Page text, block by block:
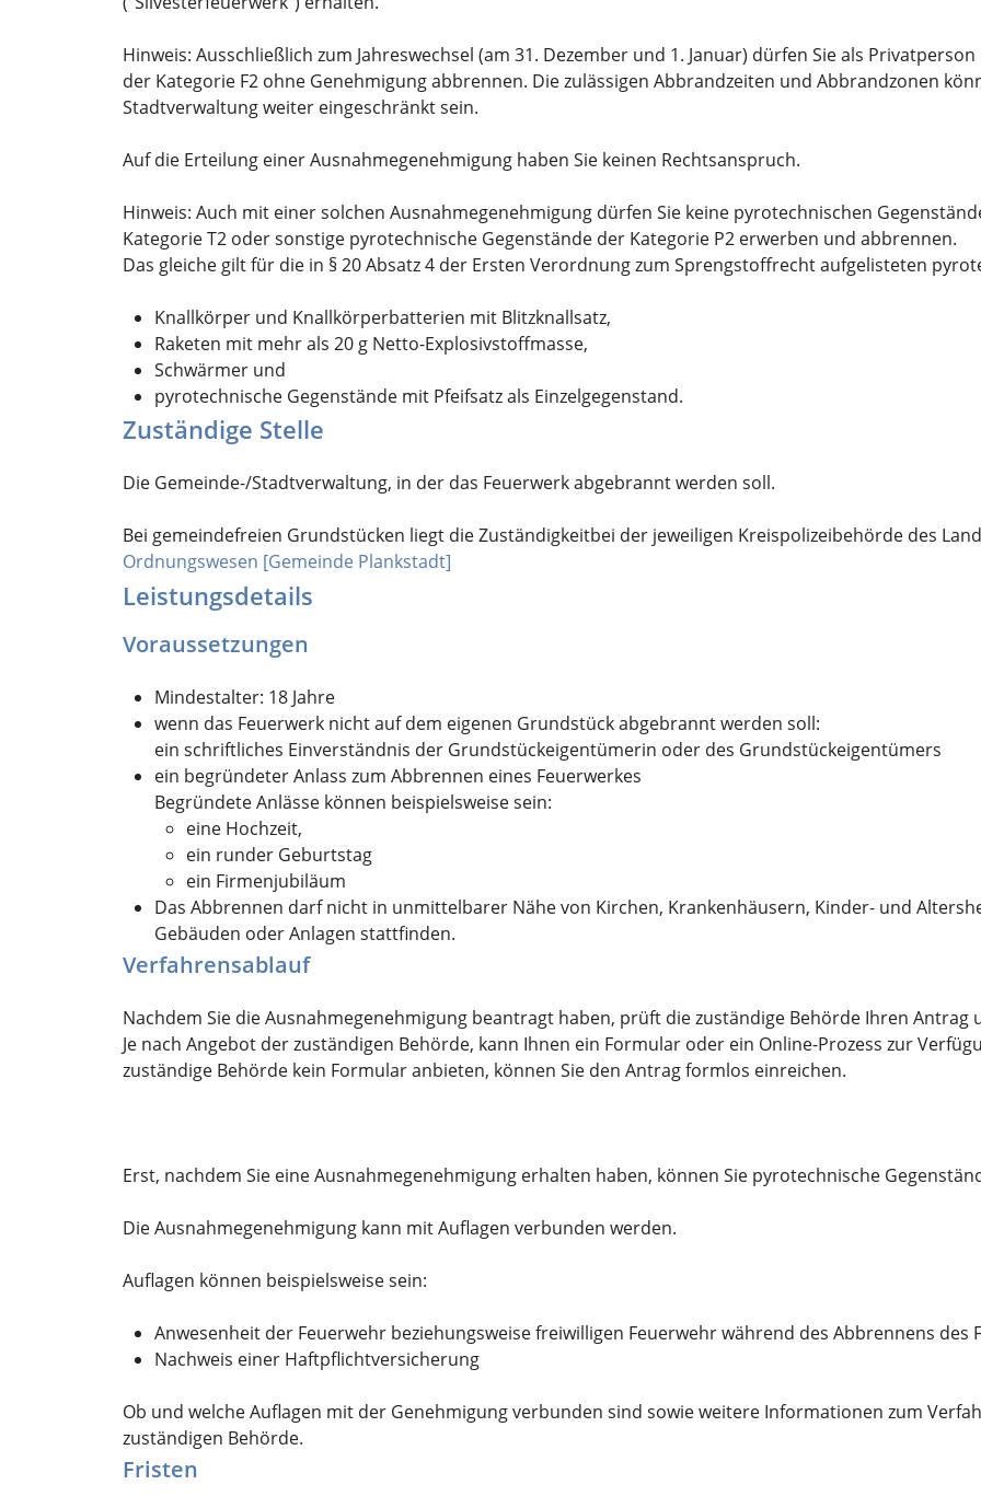
Hinweis: Ausschließlich zum Jahreswechsel (am 31. Dezember und 1. Januar) dürfen Sie als
der Kategorie F2 ohne Genehmigung abbrennen. Die zulässigen Abbrandzeiten und Abbrandzonen
Stadtverwaltung weiter eingeschränkt sein.
Auf die Erteilung einer Ausnahmegenehmigung haben Sie keinen Rechtsanspruch.
Hinweis: Auch mit einer solchen Ausnahmegenehmigung dürfen Sie keine pyrotechnischen
Kategorie T2 oder sonstige pyrotechnische Gegenstände der Kategorie P2 erwerben und abbrennen.
Das gleiche gilt für die in § 20 Absatz 4 der Ersten Verordnung zum Sprengstoffrecht aufgelisteten
Knallkörper und Knallkörperbatterien mit Blitzknallsatz,
Raketen mit mehr als 20 g Netto-Explosivstoffmasse,
Schwärmer und
pyrotechnische Gegenstände mit Pfeifsatz als Einzelgegenstand.
Zuständige Stelle
Die Gemeinde-/Stadtverwaltung, in der das Feuerwerk abgebrannt werden soll.
Bei gemeindefreien Grundstücken liegt die Zuständigkeitbei der jeweiligen Kreispolizeibehörde des
Ordnungswesen [Gemeinde Plankstadt]
Leistungsdetails
Voraussetzungen
Mindestalter: 18 Jahre
wenn das Feuerwerk nicht auf dem eigenen Grundstück abgebrannt werden soll:
ein schriftliches Einverständnis der Grundstückeigentümerin oder des Grundstückeigentümers
ein begründeter Anlass zum Abbrennen eines Feuerwerkes
Begründete Anlässe können beispielsweise sein:
eine Hochzeit,
ein runder Geburtstag
ein Firmenjubiläum
Das Abbrennen darf nicht in unmittelbarer Nähe von Kirchen, Krankenhäusern, Kinder- und
Gebäuden oder Anlagen stattfinden.
Verfahrensablauf
Nachdem Sie die Ausnahmegenehmigung beantragt haben, prüft die zuständige Behörde Ihren
Je nach Angebot der zuständigen Behörde, kann Ihnen ein Formular oder ein Online-Prozess zur
zuständige Behörde kein Formular anbieten, können Sie den Antrag formlos einreichen.
Erst, nachdem Sie eine Ausnahmegenehmigung erhalten haben, können Sie pyrotechnische
Die Ausnahmegenehmigung kann mit Auflagen verbunden werden.
Auflagen können beispielsweise sein:
Anwesenheit der Feuerwehr beziehungsweise freiwilligen Feuerwehr während des Abbrennens des
Nachweis einer Haftpflichtversicherung
Ob und welche Auflagen mit der Genehmigung verbunden sind sowie weitere Informationen zum
zuständigen Behörde.
Fristen